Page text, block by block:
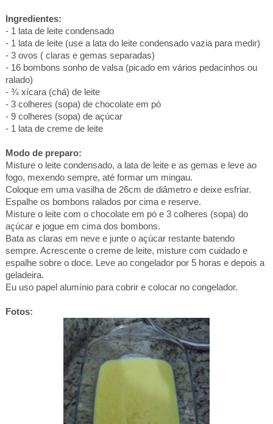
Ingredientes:
- 1 lata de leite condensado
- 1 lata de leite (use a lata do leite condensado vazia para medir)
- 3 ovos ( claras e gemas separadas)
- 16 bombons sonho de valsa (picado em vários pedacinhos ou
ralado)
- ¾ xícara (chá) de leite
- 3 colheres (sopa) de chocolate em pó
- 9 colheres (sopa) de açúcar
- 1 lata de creme de leite
Modo de preparo:
Misture o leite condensado, a lata de leite e as gemas e leve ao
fogo, mexendo sempre, até formar um mingau.
Coloque em uma vasilha de 26cm de diâmetro e deixe esfriar.
Espalhe os bombons ralados por cima e reserve.
Misture o leite com o chocolate em pó e 3 colheres (sopa) do
açúcar e jogue em cima dos bombons.
Bata as claras em neve e junte o açúcar restante batendo
sempre. Acrescente o creme de leite, misture com cuidado e
espalhe sobre o doce. Leve ao congelador por 5 horas e depois a
geladeira.
Eu uso papel alumínio para cobrir e colocar no congelador.
Fotos: